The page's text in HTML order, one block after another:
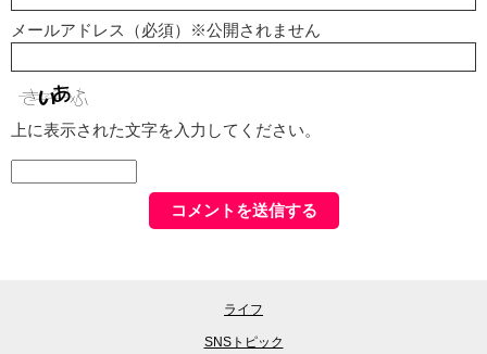
メールアドレス（必須）※公開されません
上に表示された文字を入力してください。
ライフ
SNSトピック